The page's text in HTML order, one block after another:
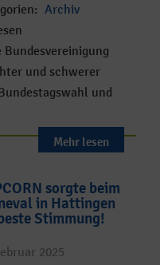
Archiv
und schwerer
und
Mehr lesen
sorgte beim
in Hattingen
Stimmung!
2025